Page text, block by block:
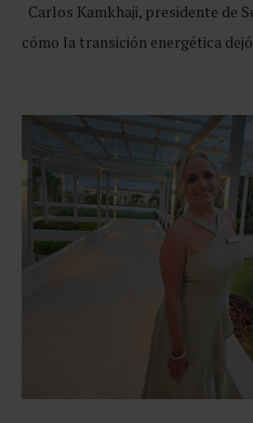
Carlos Kamkhaji, presidente de
cómo la transición energética